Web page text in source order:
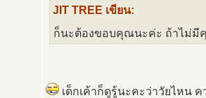
JIT TREE เขียน:
ก็นะต้องขอบคุณนะค่ะ ถ้าไม่
เด็กเค้าก็ดูรู้นะคะว่าวัยไหน ค